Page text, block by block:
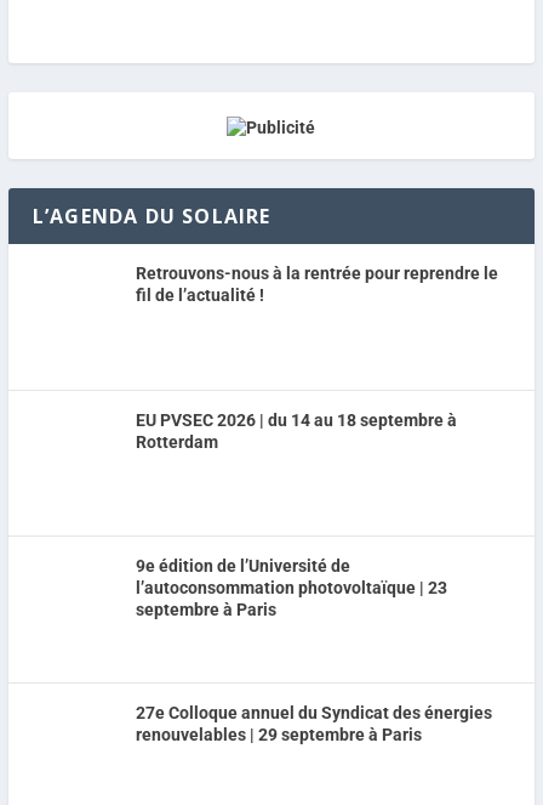
L’AGENDA DU SOLAIRE
Retrouvons-nous à la rentrée pour reprendre le
fil de l’actualité !
EU PVSEC 2026 | du 14 au 18 septembre à
Rotterdam
9e édition de l’Université de
l’autoconsommation photovoltaïque | 23
septembre à Paris
27e Colloque annuel du Syndicat des énergies
renouvelables | 29 septembre à Paris